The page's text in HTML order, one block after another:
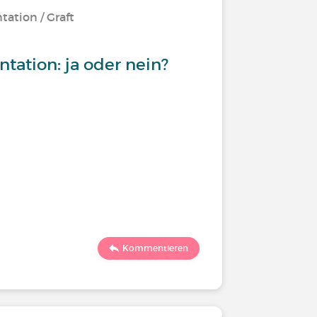
/ Graft
ja oder nein?
Kommentieren